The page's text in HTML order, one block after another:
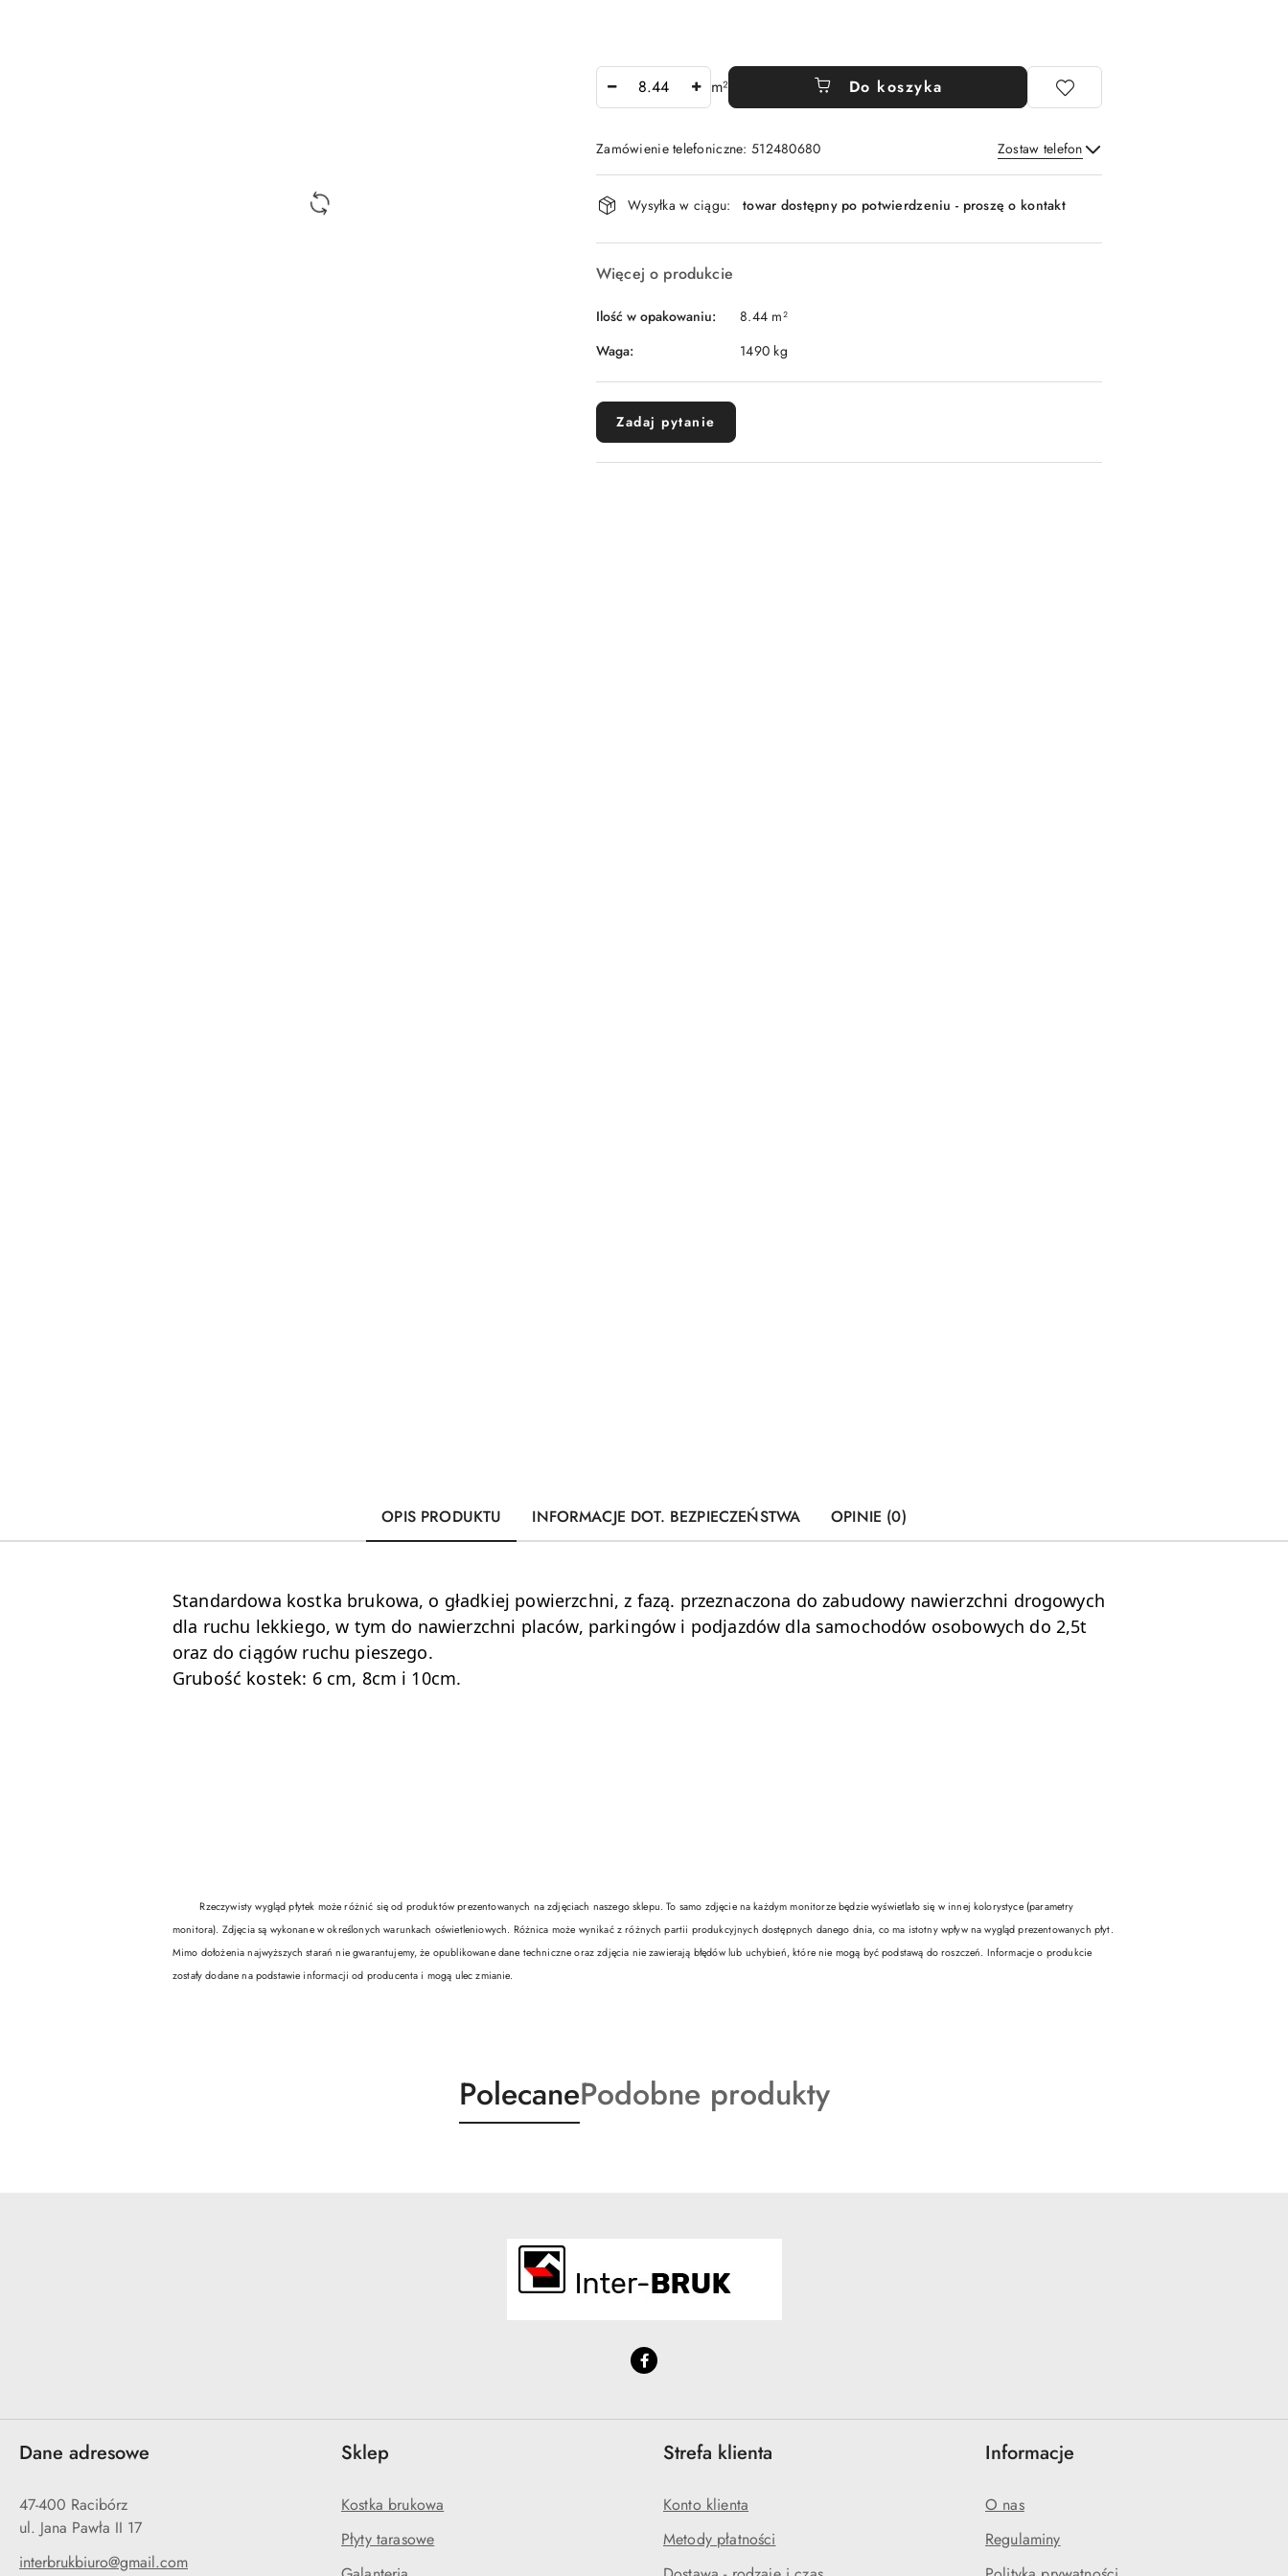
m² Do koszyka
Zamówienie telefoniczne: 512480680 Zostaw telefon
Wyślij
Dostępność
i
dostawa
Wysyłka w ciągu: towar dostępny po potwierdzeniu - proszę o kontakt
Więcej o produkcie
Ilość w opakowaniu:
8.44 m²
Waga:
1490 kg
Zadaj pytanie
OPIS PRODUKTU INFORMACJE DOT. BEZPIECZEŃSTWA OPINIE (0)
Standardowa kostka brukowa, o gładkiej powierzchni, z fazą. przeznaczona do zabudowy nawierzchni drogowych
dla ruchu lekkiego, w tym do nawierzchni placów, parkingów i podjazdów dla samochodów osobowych do 2,5t
oraz do ciągów ruchu pieszego.
Grubość kostek: 6 cm, 8cm i 10cm.
Rzeczywisty wygląd płytek może różnić się od produktów prezentowanych na zdjęciach naszego sklepu. To samo zdjęcie na każdym monitorze będzie wyświetlało się w innej kolorystyce (parametry
monitora). Zdjęcia są wykonane w określonych warunkach oświetleniowych. Różnica może wynikać z różnych partii produkcyjnych dostępnych danego dnia, co ma istotny wpływ na wygląd prezentowanych płyt.
Mimo dołożenia najwyższych starań nie gwarantujemy, że opublikowane dane techniczne oraz zdjęcia nie zawierają błędów lub uchybień, które nie mogą być podstawą do roszczeń. Informacje o produkcie
zostały dodane na podstawie informacji od producenta i mogą ulec zmianie.
Produkty
o
PolecaneProdukty
o
Podobne produkty
Dane adresowe
47-400 Racibórz
ul. Jana Pawła II 17
interbrukbiuro@gmail.com
Sklep
Kostka brukowa
Płyty tarasowe
Strefa klienta
Konto klienta
Metody płatności
Informacje
O nas
Regulaminy